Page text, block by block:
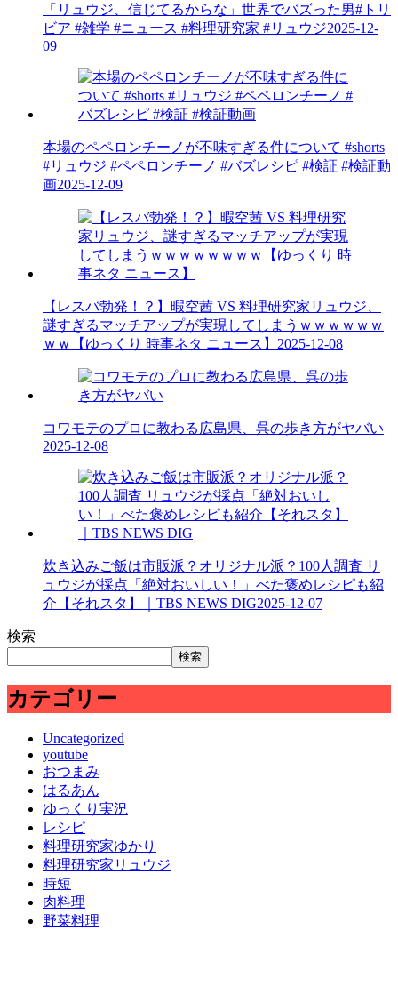
「リュウジ、信じてるからな」世界でバズった男#トリ
ビア #雑学 #ニュース #料理研究家 #リュウジ2025-12-
09
本場のペペロンチーノが不味すぎる件について #shorts
#リュウジ #ペペロンチーノ #バズレシピ #検証 #検証動
画2025-12-09
【レスバ勃発！？】暇空茜 VS 料理研究家リュウジ、
謎すぎるマッチアップが実現してしまうｗｗｗｗｗｗ
ｗｗ【ゆっくり 時事ネタ ニュース】 2025-12-08
コワモテのプロに教わる広島県、呉の歩き方がヤバい
2025-12-08
炊き込みご飯は市販派？オリジナル派？100人調査 リ
ュウジが採点「絶対おいしい！」べた褒めレシピも紹
介【それスタ】｜TBS NEWS DIG2025-12-07
検索
検索
カテゴリー
Uncategorized
youtube
おつまみ
はるあん
ゆっくり実況
レシピ
料理研究家ゆかり
料理研究家リュウジ
時短
肉料理
野菜料理